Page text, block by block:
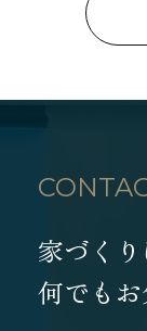
家づく
何でも